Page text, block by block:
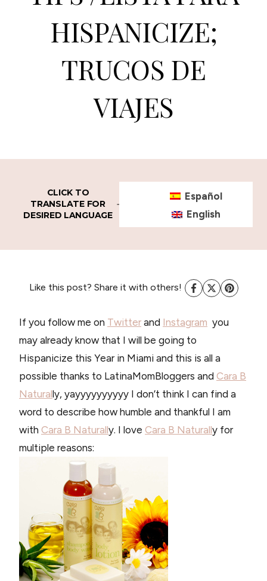
HISPANICIZE;
TRUCOS DE
VIAJES
CLICK TO
TRANSLATE FOR
DESIRED LANGUAGE
Español
English
Like this post? Share it with others!
If you follow me on Twitter and Instagram you
may already know that I will be going to
Hispanicize this Year in Miami and this is all a
possible thanks to LatinaMomBloggers and Cara B
Naturally, yayyyyyyyyyy I don’t think I can find a
word to describe how humble and thankful I am
with Cara B Naturally. I love Cara B Naturally for
multiple reasons: